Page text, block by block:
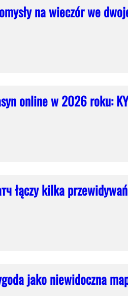
na wieczór we
online w 2026 roku:
łączy kilka
jako niewidoczna